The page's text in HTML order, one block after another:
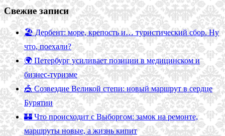
Свежие записи
🏖️ Дербент: море, крепость и… туристический сбор. Ну
что, поехали?
🌍 Петербург усиливает позиции в медицинском и
бизнес-туризме
🎪 Созвездие Великой степи: новый маршрут в сердце
Бурятии
🏰 Что происходит с Выборгом: замок на ремонте,
маршруты новые, а жизнь кипит